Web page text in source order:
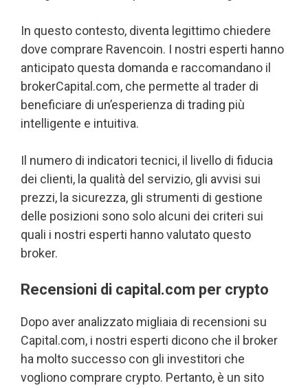
In questo contesto, diventa legittimo chiedere
dove comprare Ravencoin. I nostri esperti hanno
anticipato questa domanda e raccomandano il
brokerCapital.com, che permette al trader di
beneficiare di un’esperienza di trading più
intelligente e intuitiva.
Il numero di indicatori tecnici, il livello di fiducia
dei clienti, la qualità del servizio, gli avvisi sui
prezzi, la sicurezza, gli strumenti di gestione
delle posizioni sono solo alcuni dei criteri sui
quali i nostri esperti hanno valutato questo
broker.
Recensioni di capital.com per crypto
Dopo aver analizzato migliaia di recensioni su
Capital.com, i nostri esperti dicono che il broker
ha molto successo con gli investitori che
vogliono comprare crypto. Pertanto, è un sito